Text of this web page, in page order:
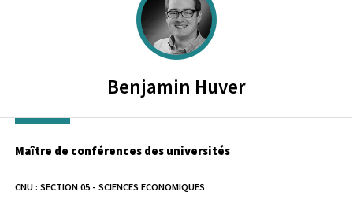
Benjamin Huver
Maître de conférences des universités
CNU : SECTION 05 - SCIENCES ECONOMIQUES